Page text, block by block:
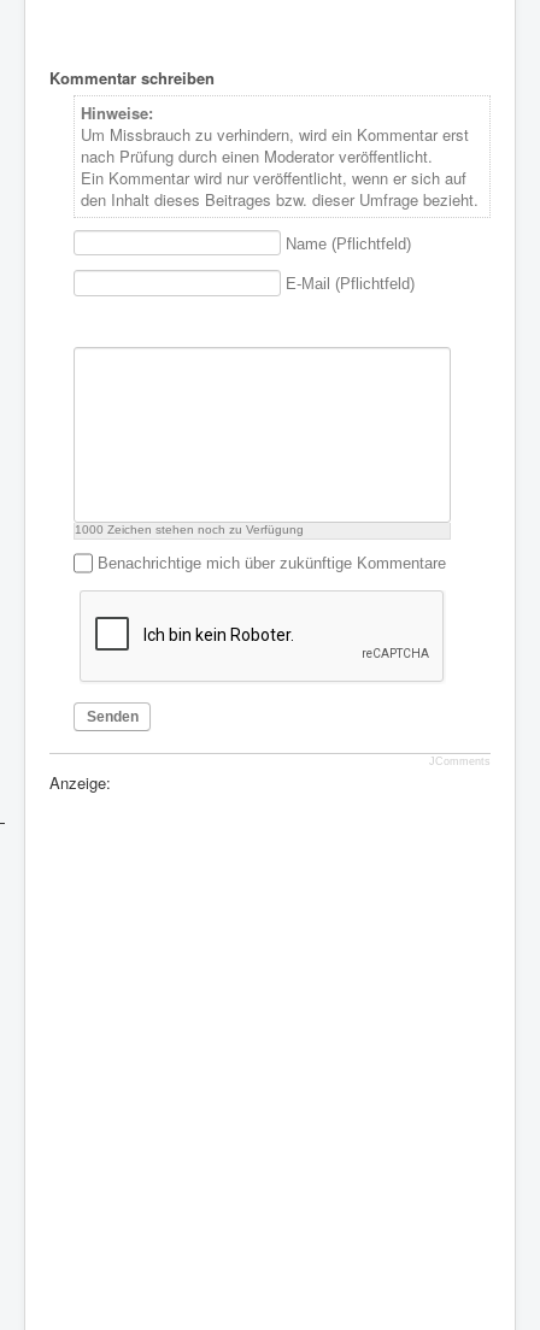
Kommentar schreiben
Hinweise:
Um Missbrauch zu verhindern, wird ein Kommentar erst
nach Prüfung durch einen Moderator veröffentlicht.
Ein Kommentar wird nur veröffentlicht, wenn er sich auf
den Inhalt dieses Beitrages bzw. dieser Umfrage bezieht.
Name (Pflichtfeld)
E-Mail (Pflichtfeld)
1000 Zeichen stehen noch zu Verfügung
Benachrichtige mich über zukünftige Kommentare
Senden
JComments
Anzeige: